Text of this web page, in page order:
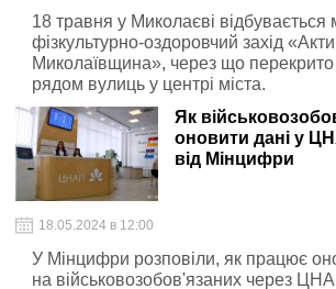
18 травня у Миколаєві
фізкультурно-оздоровчий захід
Миколаївщина», через що перекрито
рядом вулиць у центрі міста.
Як
оновити дані у
від Мінцифри
18.05.2024 в 12:00
У Мінцифри розповіли, як працює
на військовозобов'язаних через